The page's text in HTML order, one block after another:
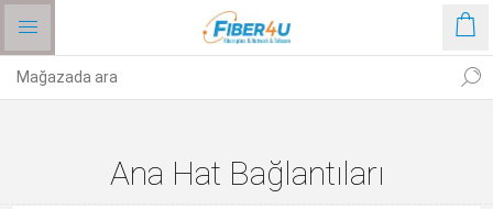
Ana Hat Bağlantıları